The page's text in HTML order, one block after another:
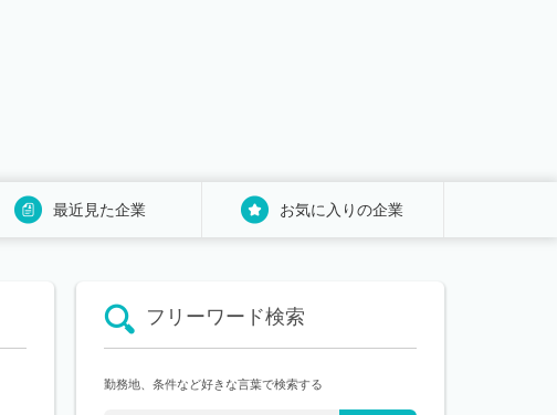
最近見た企業 お気に入りの企業
フリーワード検索
勤務地、条件など好きな言葉で検索する